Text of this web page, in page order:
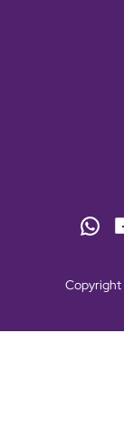
Copyright